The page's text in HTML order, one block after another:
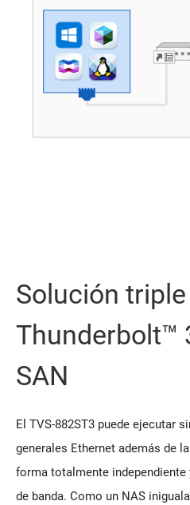
Solución triple
Thunderbolt™
SAN
El TVS-882ST3 puede ejecutar
generales Ethernet además de
forma totalmente
de banda. Como un NAS